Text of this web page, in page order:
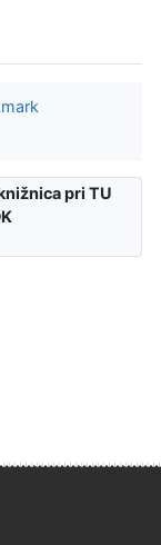
pri TU